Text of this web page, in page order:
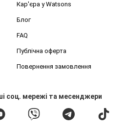
Кар'єра у Watsons
Блог
FAQ
Публічна оферта
Повернення замовлення
соц. мережі та месенджери